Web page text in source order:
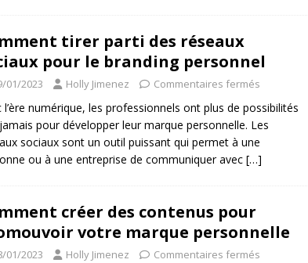
tirer parti des réseaux
pour le branding personnel
01/2023 Holly Jimenez Commentaires fermés
l’ère numérique, les professionnels ont plus de possibilités
pour développer leur marque personnelle. Les
sociaux sont un outil puissant qui permet à une
ou à une entreprise de communiquer avec […]
créer des contenus pour
votre marque personnelle
01/2023 Holly Jimenez Commentaires fermés